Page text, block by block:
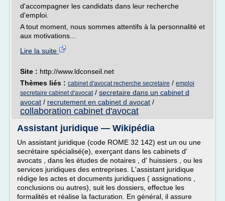
d'accompagner les candidats dans leur recherche
d'emploi.
A tout moment, nous sommes attentifs à la personnalité et
aux motivations...
Lire la suite
Site : http://www.ldconseil.net
Thèmes liés : cabinet d'avocat recherche secretaire / emploi
secretaire cabinet d'avocat/ secretaire dans un cabinet d
avocat / recrutement en cabinet d avocat /
collaboration cabinet d'avocat
Assistant juridique — Wikipédia
Un assistant juridique (code ROME 32 142) est un ou une
secrétaire spécialisé(e), exerçant dans les cabinets d'
avocats , dans les études de notaires , d' huissiers , ou les
services juridiques des entreprises. L'assistant juridique
rédige les actes et documents juridiques ( assignations ,
conclusions ou autres), suit les dossiers, effectue les
formalités et réalise la facturation. En général, il assure